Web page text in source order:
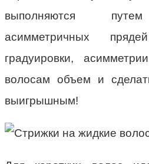
выполняются
асимметричных
градуировки,
волосам объем и
выигрышным!